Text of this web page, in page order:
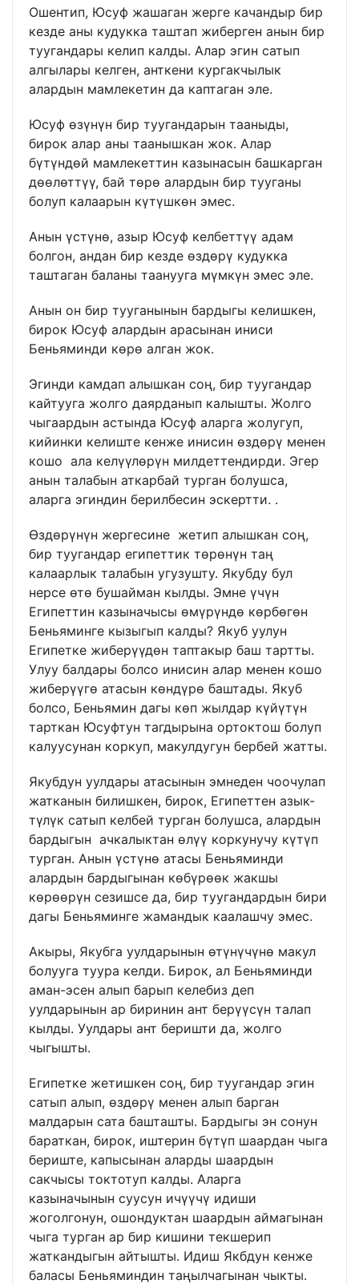
Ошентип, Юсуф жашаган жерге качандыр бир
кезде аны кудукка таштап жиберген анын бир
туугандары келип калды. Алар эгин сатып
алгылары келген, анткени кургакчылык
алардын мамлекетин да каптаган эле.
Юсуф өзүнүн бир туугандарын тааныды,
бирок алар аны таанышкан жок. Алар
бүтүндөй мамлекеттин казынасын башкарган
дөөлөттүү, бай төрө алардын бир тууганы
болуп калаарын күтүшкөн эмес.
Анын үстүнө, азыр Юсуф келбеттүү адам
болгон, андан бир кезде өздөрү кудукка
таштаган баланы таанууга мүмкүн эмес эле.
Анын он бир тууганынын бардыгы келишкен,
бирок Юсуф алардын арасынан иниси
Беньяминди көрө алган жок.
Эгинди камдап алышкан соң, бир туугандар
кайтууга жолго даярданып калышты. Жолго
чыгаардын астында Юсуф аларга жолугуп,
кийинки келиште кенже инисин өздөрү менен
кошо ала келүүлөрүн милдеттендирди. Эгер
анын талабын аткарбай турган болушса,
аларга эгиндин берилбесин эскертти. .
Өздөрүнүн жергесине жетип алышкан соң,
бир туугандар египеттик төрөнүн таң
калаарлык талабын угузушту. Якубду бул
нерсе өтө бушайман кылды. Эмне үчүн
Египеттин казыначысы өмүрүндө көрбөгөн
Беньяминге кызыгып калды? Якуб уулун
Египетке жиберүүдөн таптакыр баш тартты.
Улуу балдары болсо инисин алар менен кошо
жиберүүгө атасын көндүрө баштады. Якуб
болсо, Беньямин дагы көп жылдар күйүтүн
тарткан Юсуфтун тагдырына ортоктош болуп
калуусунан коркуп, макулдугун бербей жатты.
Якубдун уулдары атасынын эмнеден чоочулап
жатканын билишкен, бирок, Египеттен азык-
түлүк сатып келбей турган болушса, алардын
бардыгын ачкалыктан өлүү коркунучу күтүп
турган. Анын үстүнө атасы Беньяминди
алардын бардыгынан көбүрөөк жакшы
көрөөрүн сезишсе да, бир туугандардын бири
дагы Беньяминге жамандык каалашчу эмес.
Акыры, Якубга уулдарынын өтүнүчүнө макул
болууга туура келди. Бирок, ал Беньяминди
аман-эсен алып барып келебиз деп
уулдарынын ар биринин ант берүүсүн талап
кылды. Уулдары ант беришти да, жолго
чыгышты.
Египетке жетишкен соң, бир туугандар эгин
сатып алып, өздөрү менен алып барган
малдарын сата башташты. Бардыгы эн сонун
бараткан, бирок, иштерин бүтүп шаардан чыга
бериште, капысынан аларды шаардын
сакчысы токтотуп калды. Аларга
казыначынын суусун ичүүчү идиши
жоголгонун, ошондуктан шаардын аймагынан
чыга турган ар бир кишини текшерип
жаткандыгын айтышты. Идиш Якбдун кенже
баласы Беньяминдин таңылчагынан чыкты.